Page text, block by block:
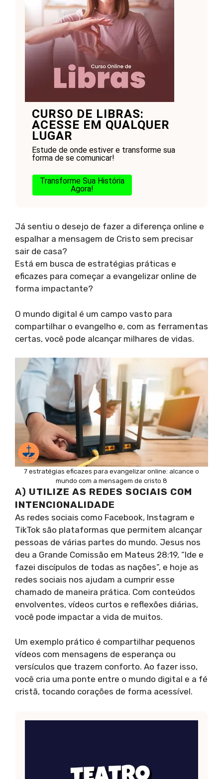
CURSO DE LIBRAS:
ACESSE EM QUALQUER
LUGAR
Estude de onde estiver e transforme sua
forma de se comunicar!
Transforme Sua História
Agora!
Já sentiu o desejo de fazer a diferença online e
espalhar a mensagem de Cristo sem precisar
sair de casa?
Está em busca de estratégias práticas e
eficazes para começar a evangelizar online de
forma impactante?
O mundo digital é um campo vasto para
compartilhar o evangelho e, com as ferramentas
certas, você pode alcançar milhares de vidas.
7 estratégias eficazes para evangelizar online: alcance o
mundo com a mensagem de cristo 8
A) UTILIZE AS REDES SOCIAIS COM
INTENCIONALIDADE
As redes sociais como Facebook, Instagram e
TikTok são plataformas que permitem alcançar
pessoas de várias partes do mundo. Jesus nos
deu a Grande Comissão em Mateus 28:19, “Ide e
fazei discípulos de todas as nações”, e hoje as
redes sociais nos ajudam a cumprir esse
chamado de maneira prática. Com conteúdos
envolventes, vídeos curtos e reflexões diárias,
você pode impactar a vida de muitos.
Um exemplo prático é compartilhar pequenos
vídeos com mensagens de esperança ou
versículos que trazem conforto. Ao fazer isso,
você cria uma ponte entre o mundo digital e a fé
cristã, tocando corações de forma acessível.